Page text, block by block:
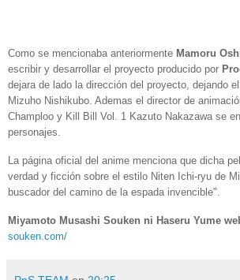
Como se mencionaba anteriormente Mamoru
escribir y desarrollar el proyecto producido por
dejara de lado la dirección del proyecto, dejando
Mizuho Nishikubo. Ademas el director de
Champloo y Kill Bill Vol. 1 Kazuto Nakazawa se
personajes.
La página oficial del anime menciona que dicha
verdad y ficción sobre el estilo Niten Ichi-ryu de
buscador del camino de la espada invencible".
Miyamoto Musashi Souken ni Haseru Yume
souken.com/